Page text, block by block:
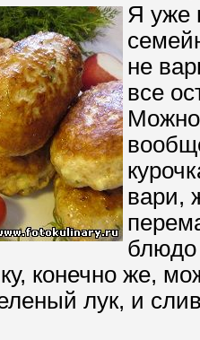
Я уже
не
все
Можно
вари,
блюдо
конечно же,
лук, и